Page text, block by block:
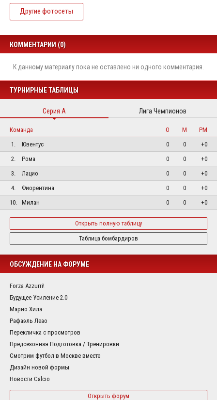
Другие фотосеты
КОММЕНТАРИИ (0)
К данному материалу пока не оставлено ни одного комментария.
ТУРНИРНЫЕ ТАБЛИЦЫ
Серия А Лига Чемпионов
Команда О М
РМ
1.
Ювентус 0 0
+0
2.
Рома 0 0
+0
3.
Лацио 0 0
+0
4.
Фиорентина 0 0
+0
10.
Милан 0 0 +0
Открыть полную таблицу
Таблица бомбардиров
ОБСУЖДЕНИЕ НА ФОРУМЕ
Forza Azzurri!
Будущее Усиление 2.0
Марио Хила
Рафаэль Леао
Перекличка с просмотров
Предсезонная Подготовка / Тренировки
Смотрим футбол в Москве вместе
Дизайн новой формы
Новости Calcio
Открыть форум